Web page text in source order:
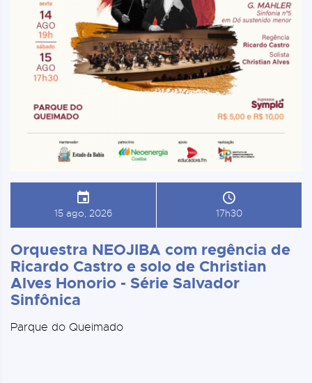
15 ago, 2026 17h30
Orquestra NEOJIBA com regência de
Ricardo Castro e solo de Christian
Alves Honorio - Série Salvador
Sinfônica
Parque do Queimado